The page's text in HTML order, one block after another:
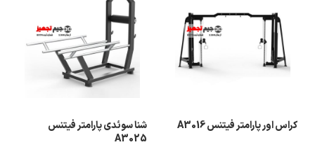
کراس اور پارامتر فیتنس A3016
شنا سوئدی پارامتر فیتنس
A3025